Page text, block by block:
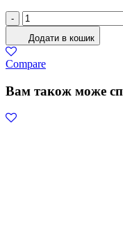
Босоніжки
чорні
на
стійкому
каблуці
-
Додати в кошик
Compare
Вам також може